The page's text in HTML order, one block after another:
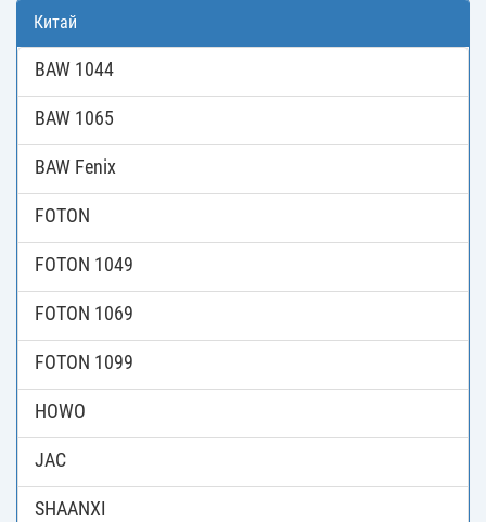
Китай
BAW 1044
BAW 1065
BAW Fenix
FOTON
FOTON 1049
FOTON 1069
FOTON 1099
HOWO
JAC
SHAANXI